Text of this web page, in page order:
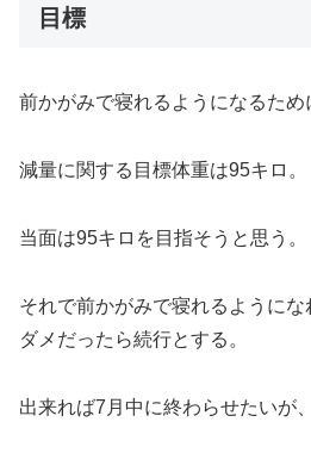
目標
前かがみで寝れるようになるため
減量に関する目標体重は95キロ。
当面は95キロを目指そうと思う。
それで前かがみで寝れるようにな
ダメだったら続行とする。
出来れば7月中に終わらせたいが